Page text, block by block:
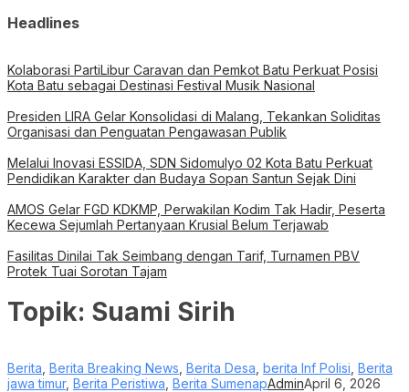
Headlines
Kolaborasi PartiLibur Caravan dan Pemkot Batu Perkuat Posisi
Kota Batu sebagai Destinasi Festival Musik Nasional
Presiden LIRA Gelar Konsolidasi di Malang, Tekankan Soliditas
Organisasi dan Penguatan Pengawasan Publik
Melalui Inovasi ESSIDA, SDN Sidomulyo 02 Kota Batu Perkuat
Pendidikan Karakter dan Budaya Sopan Santun Sejak Dini
AMOS Gelar FGD KDKMP, Perwakilan Kodim Tak Hadir, Peserta
Kecewa Sejumlah Pertanyaan Krusial Belum Terjawab
Fasilitas Dinilai Tak Seimbang dengan Tarif, Turnamen PBV
Protek Tuai Sorotan Tajam
Topik: Suami Sirih
Berita Berita Breaking News Berita Desa berita Inf Polisi Berita
jawa timur, Berita Peristiwa Berita SumenapAdminApril 6, 2026